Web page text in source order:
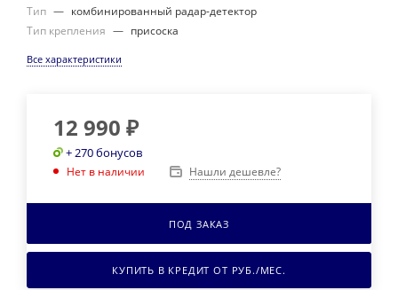
Тип — комбинированный радар-детектор
Тип крепления — присоска
Все характеристики
12 990 ₽
+ 270 бонусов
Нет в наличии Нашли дешевле?
ПОД ЗАКАЗ
КУПИТЬ В КРЕДИТ ОТ РУБ./МЕС.